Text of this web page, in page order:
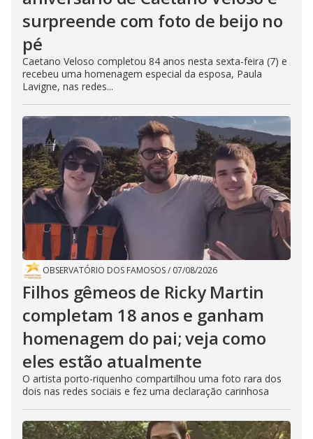
surpreende com foto de beijo no
pé
Caetano Veloso completou 84 anos nesta sexta-feira (7) e
recebeu uma homenagem especial da esposa, Paula
Lavigne, nas redes...
OBSERVATÓRIO DOS FAMOSOS/ 07/08/2026
Filhos gêmeos de Ricky Martin
completam 18 anos e ganham
homenagem do pai; veja como
eles estão atualmente
O artista porto-riquenho compartilhou uma foto rara dos
dois nas redes sociais e fez uma declaração carinhosa